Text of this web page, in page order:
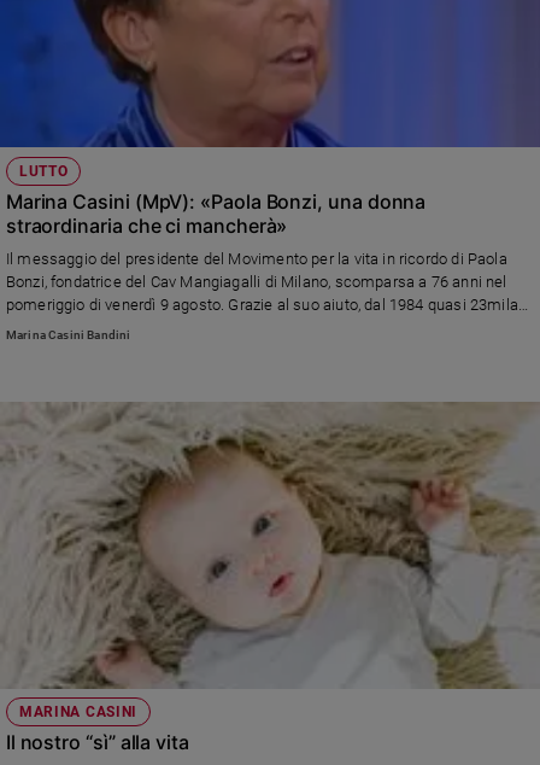
LUTTO
Marina Casini (MpV): «Paola Bonzi, una donna
straordinaria che ci mancherà»
Il messaggio del presidente del Movimento per la vita in ricordo di Paola
Bonzi, fondatrice del Cav Mangiagalli di Milano, scomparsa a 76 anni nel
pomeriggio di venerdì 9 agosto. Grazie al suo aiuto, dal 1984 quasi 23mila
bimbi sono stati salvati dall'aborto (nella foto: Paola Bonzi nel 2013 ospite
Marina Casini Bandini
MARINA CASINI
Il nostro “sì” alla vita